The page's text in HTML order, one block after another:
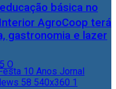
básica no
AgroCoop terá
gastronomia e lazer